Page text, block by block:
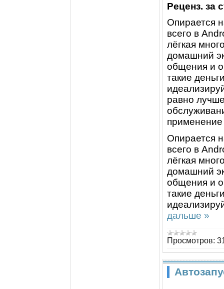
Реценз. за
Опирается
всего в
лёгкая
домашний
общения и
такие
равно
Опирается
всего в
лёгкая
домашний
общения и
такие
дальше »
Просмотров: